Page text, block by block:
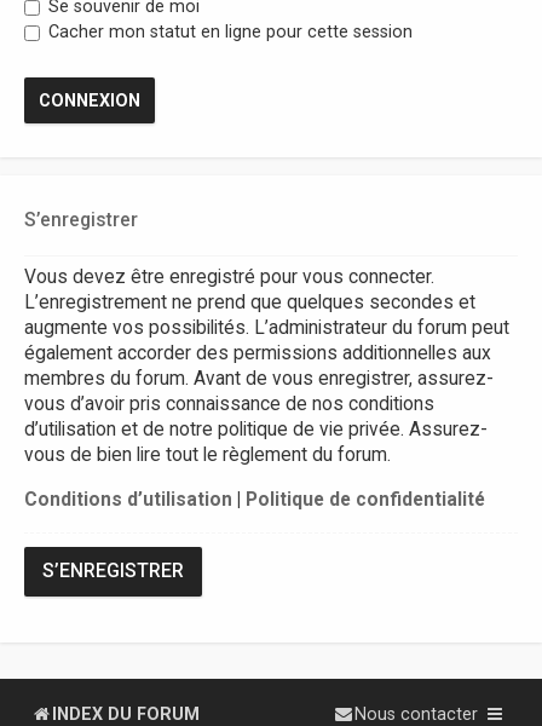
Se souvenir de moi
Cacher mon statut en ligne pour cette session
S’enregistrer
Vous devez être enregistré pour vous connecter.
L’enregistrement ne prend que quelques secondes et
augmente vos possibilités. L’administrateur du forum peut
également accorder des permissions additionnelles aux
membres du forum. Avant de vous enregistrer, assurez-
vous d’avoir pris connaissance de nos conditions
d’utilisation et de notre politique de vie privée. Assurez-
vous de bien lire tout le règlement du forum.
Conditions d’utilisation Politique de confidentialité
S’ENREGISTRER
INDEX DU FORUM Nous contacter